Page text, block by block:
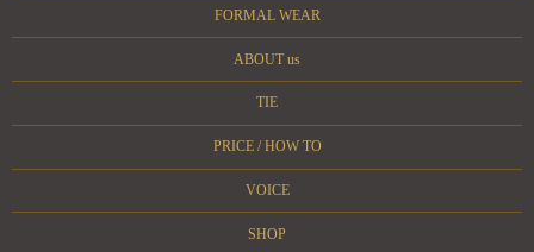
FORMAL WEAR
ABOUT us
TIE
PRICE / HOW TO
VOICE
SHOP